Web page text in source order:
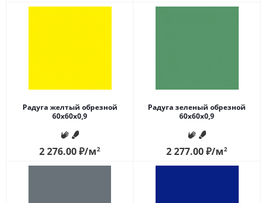
Радуга желтый обрезной
60x60x0,9
2 276.00₽/м2
Радуга зеленый обрезной
60x60x0,9
2 277.00₽/м2